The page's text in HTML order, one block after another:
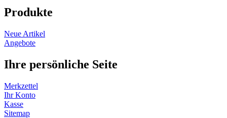
Produkte
Neue Artikel
Angebote
Ihre persönliche Seite
Merkzettel
Ihr Konto
Kasse
Sitemap